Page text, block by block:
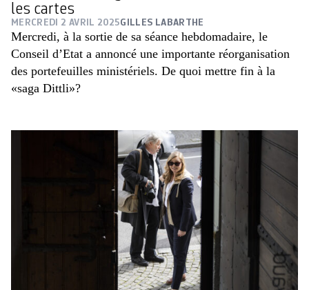
les cartes
MERCREDI 2 AVRIL 2025GILLES LABARTHE
Mercredi, à la sortie de sa séance hebdomadaire, le
Conseil d’Etat a annoncé une importante réorganisation
des portefeuilles ministériels. De quoi mettre fin à la
«saga Dittli»?